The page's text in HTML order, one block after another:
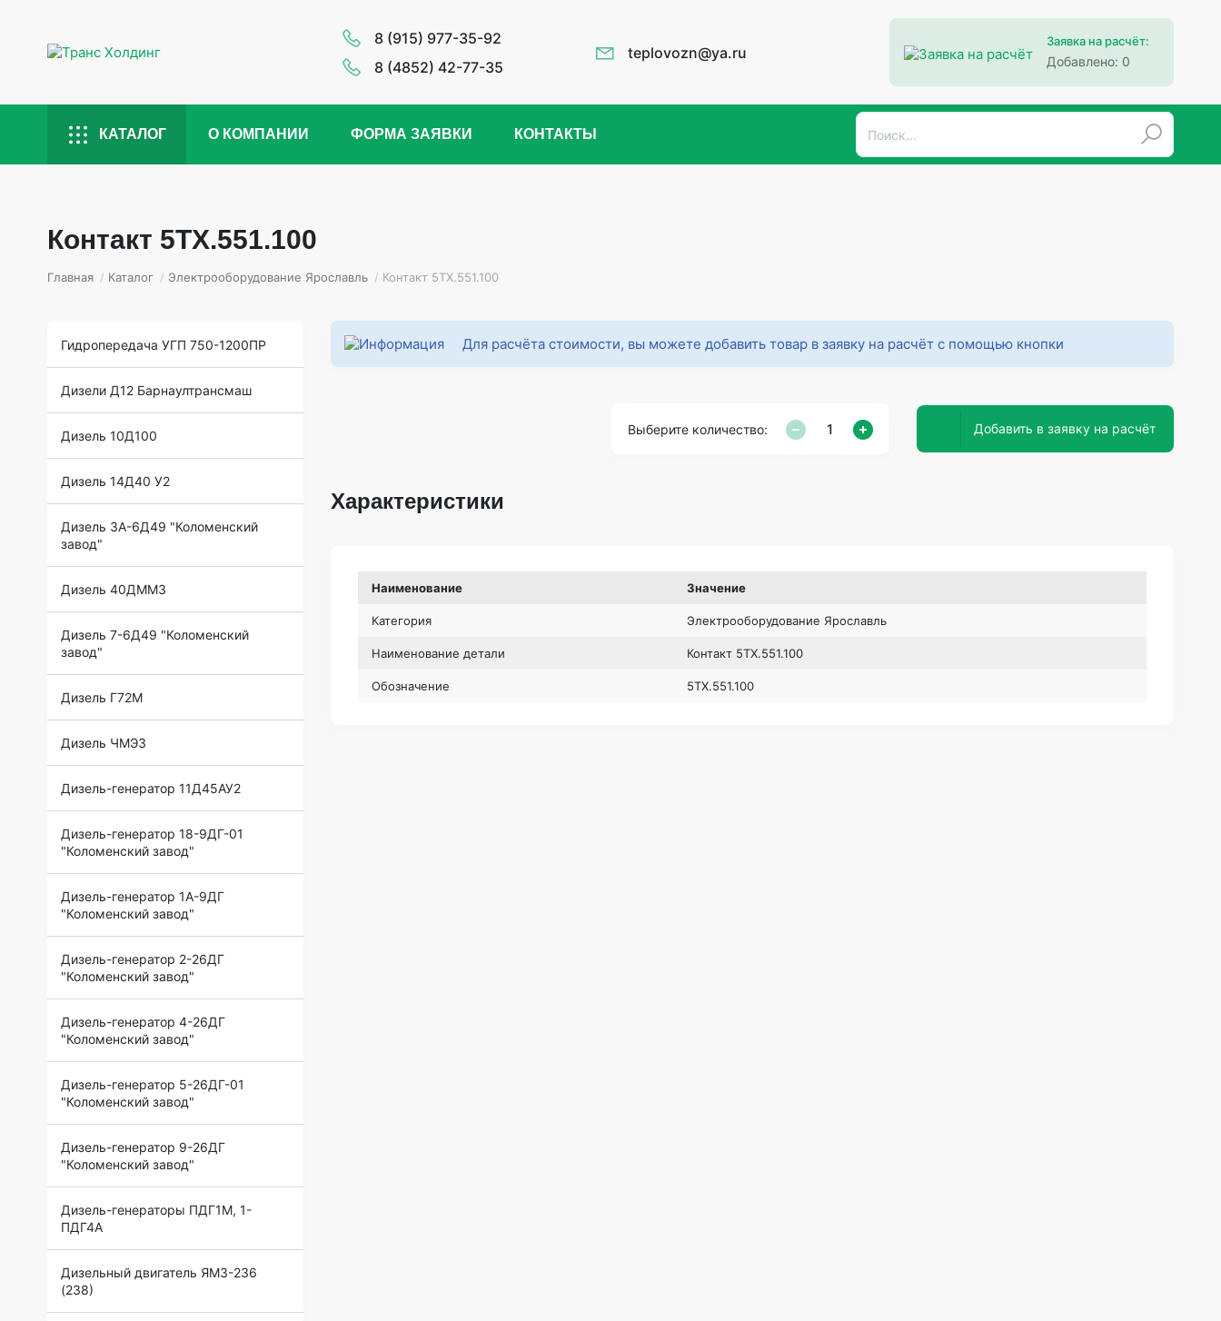
8 (915) 977-35-92
8 (4852) 42-77-35
teplovozn@ya.ru
Заявка на расчёт:
Добавлено: 0
КАТАЛОГ О КОМПАНИИ ФОРМА ЗАЯВКИ КОНТАКТЫ
Контакт 5ТХ.551.100
Главная / Каталог / Электрооборудование Ярославль / Контакт 5ТХ.551.100
Гидропередача УГП 750-1200ПР
Дизели Д12 Барнаултрансмаш
Дизель 10Д100
Дизель 14Д40 У2
Дизель 3А-6Д49 "Коломенский
завод"
Дизель 40ДММЗ
Дизель 7-6Д49 "Коломенский
завод"
Дизель Г72М
Дизель ЧМЭ3
Дизель-генератор 11Д45АУ2
Дизель-генератор 18-9ДГ-01
"Коломенский завод"
Дизель-генератор 1А-9ДГ
"Коломенский завод"
Дизель-генератор 2-26ДГ
"Коломенский завод"
Дизель-генератор 4-26ДГ
"Коломенский завод"
Дизель-генератор 5-26ДГ-01
"Коломенский завод"
Дизель-генератор 9-26ДГ
"Коломенский завод"
Дизель-генераторы ПДГ1М, 1-
ПДГ4А
Дизельный двигатель ЯМЗ-236
(238)
Для расчёта стоимости, вы можете добавить товар в заявку на расчёт с помощью кнопки
Выберите количество: Добавить в заявку на расчёт
Характеристики
Наименование Значение
Категория Электрооборудование Ярославль
Наименование детали Контакт 5ТХ.551.100
Обозначение 5ТХ.551.100